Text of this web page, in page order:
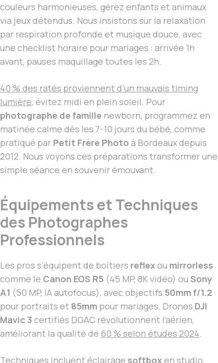
couleurs harmonieuses, gérez enfants et animaux
via jeux détendus. Nous insistons sur la relaxation
par respiration profonde et musique douce, avec
une checklist horaire pour mariages : arrivée 1h
avant, pauses maquillage toutes les 2h.
40 % des ratés proviennent d’un mauvais timing
lumière, évitez midi en plein soleil. Pour
photographe de famille newborn, programmez en
matinée calme dès les 7-10 jours du bébé, comme
pratiqué par Petit Frère Photo à Bordeaux depuis
2012. Nous voyons ces préparations transformer une
simple séance en souvenir émouvant.
Équipements et Techniques
des Photographes
Professionnels
Les pros s’équipent de boîtiers reflexou mirrorless
comme le Canon EOS R5 (45 MP, 8K vidéo) ou Sony
A1 (50 MP, IA autofocus), avec objectifs 50mm f/1.2
pour portraits et 85mm pour mariages. Drones DJI
Mavic 3 certifiés DGAC révolutionnent l’aérien,
améliorant la qualité de 60 % selon études 2024.
Techniques incluent éclairage softboxen studio,